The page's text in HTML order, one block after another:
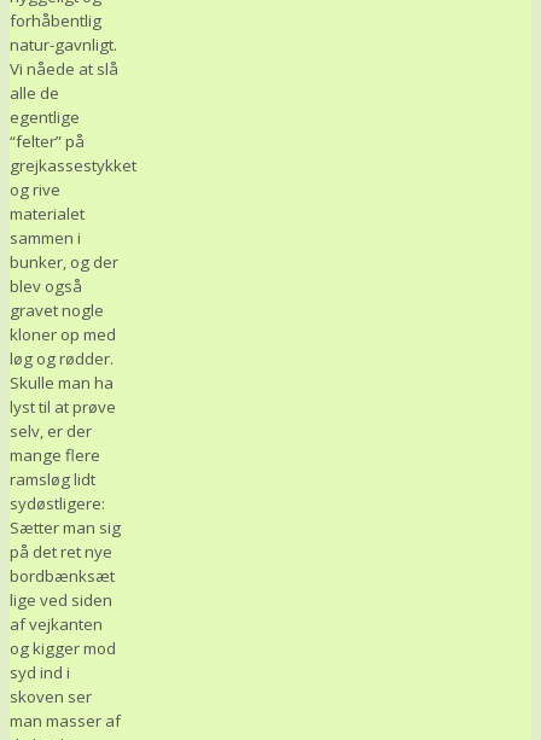
forhåbentlig
natur-gavnligt.
Vi nåede at slå
alle de
egentlige
“felter” på
grejkassestykket
og rive
materialet
sammen i
bunker, og der
blev også
gravet nogle
kloner op med
løg og rødder.
Skulle man ha
lyst til at prøve
selv, er der
mange flere
ramsløg lidt
sydøstligere:
Sætter man sig
på det ret nye
bordbænksæt
lige ved siden
af vejkanten
og kigger mod
syd ind i
skoven ser
man masser af